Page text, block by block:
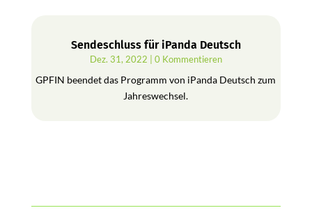
Sendeschluss für iPanda Deutsch
Dez. 31, 2022 | 0 Kommentieren
GPFIN beendet das Programm von iPanda Deutsch zum
Jahreswechsel.